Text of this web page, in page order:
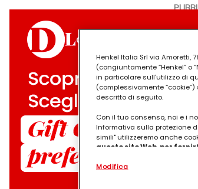
Henkel Italia Srl via Amoretti,
(congiuntamente “Henkel” o
in particolare sull'utilizzo di
(complessivamente
descritto di seguito.
Con il tuo consenso, noi e i
Informativa sulla protezione
simili" utilizzeremo anche
questo sito Web, per
.
(rispettivamente dell'azienda
terzi, conservare le nostre
Modifica